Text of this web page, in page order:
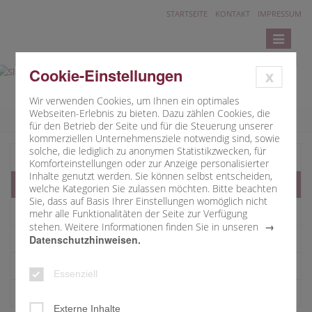
Cookie-Einstellungen x
Wir verwenden Cookies, um Ihnen ein optimales
Webseiten-Erlebnis zu bieten. Dazu zählen Cookies, die
für den Betrieb der Seite und für die Steuerung unserer
kommerziellen Unternehmensziele notwendig sind, sowie
solche, die lediglich zu anonymen Statistikzwecken, für
Komforteinstellungen oder zur Anzeige personalisierter
Inhalte genutzt werden. Sie können selbst entscheiden,
welche Kategorien Sie zulassen möchten. Bitte beachten
Sie, dass auf Basis Ihrer Einstellungen womöglich nicht
mehr alle Funktionalitäten der Seite zur Verfügung
stehen. Weitere Informationen finden Sie in unseren
Datenschutzhinweisen.
Essenziell
Externe Inhalte
STARTSEITE KONTAKT IMPRESSUM
Toggle
Pfarrbüro
Seelsorgebereich
Kontaktpersonen
Sitemap
Datenschutz